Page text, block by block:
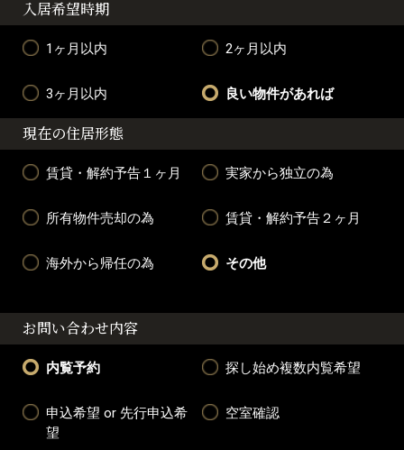
入居希望時期
1ヶ月以内 2ヶ月以内
3ヶ月以内 良い物件があれば
現在の住居形態
賃貸・解約予告１ヶ月 実家から独立の為
所有物件売却の為 賃貸・解約予告２ヶ月
海外から帰任の為 その他
お問い合わせ内容
内覧予約 探し始め複数内覧希望
申込希望 or 先行申込希
望
空室確認